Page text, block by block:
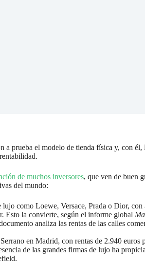
prueba el modelo de tienda física y, con
de muchos inversores, que ven de buen
del mundo:
como Loewe, Versace, Prada o Dior,
Esto la convierte, según el informe global
analiza las rentas de las calles
en Madrid, con rentas de 2.940
de las grandes firmas de lujo ha